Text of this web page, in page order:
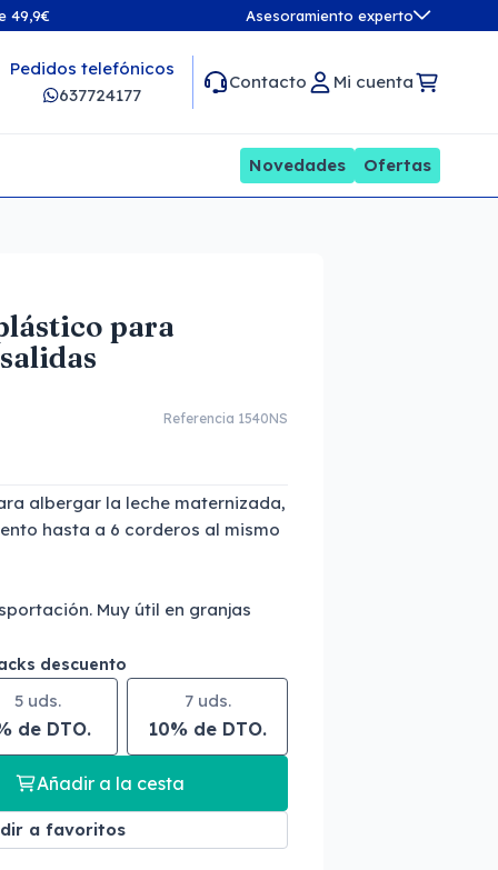
49,9€ Asesoramiento experto
Pedidos telefónicos
637724177
Contacto Mi cuenta
Novedades Ofertas
para
Referencia 1540NS
albergar la leche maternizada,
hasta a 6 corderos al mismo
Muy útil en granjas
descuento
5 uds.
de DTO.
7 uds.
10% de DTO.
Añadir a la cesta
a favoritos